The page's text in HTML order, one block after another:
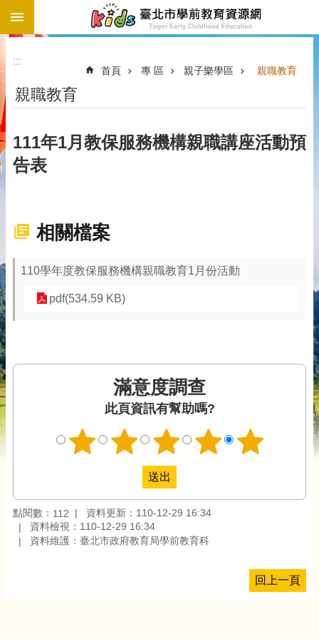
跳到主要內容區塊
:::
首頁 專 區 親子樂學區 親職教育
親職教育
111年1月教保服務機構親職講座活動預
告表
相關檔案
110學年度教保服務機構親職教育1月份活動
pdf(534.59 KB)
滿意度調查
此頁資訊有幫助嗎?
點閱數： 112
資料更新：110-12-29 16:34
資料檢視：110-12-29 16:34
資料維護：臺北市政府教育局學前教育科
回上一頁